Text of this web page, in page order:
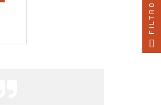
FILTRO